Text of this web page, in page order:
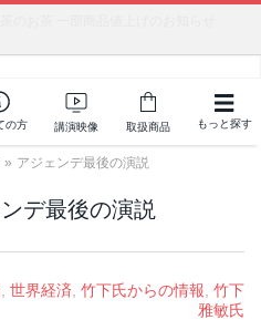
の方 講演映像 取扱商品 もっと探す
» アジェンデ最後の演説
デ最後の演説
世界経済 竹下氏からの情報 竹下
雅敏氏